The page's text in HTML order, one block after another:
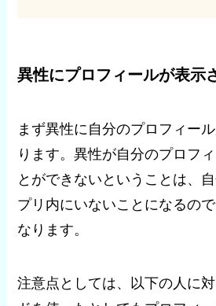
異性にプロフィールが表示
まず異性に自分のプロフィー
ります。異性が自分のプロフ
とができないということは、
プリ内にいないことになるの
なります。
注意点としては、以下の人に